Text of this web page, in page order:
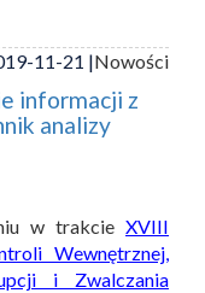
11-21 |Nowości
informacji z
analizy
w trakcie XVIII
Wewnętrznej,
i Zwalczania